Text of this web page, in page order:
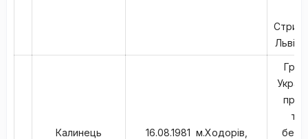
Калинець 16.08.1981 м.Ходорів,